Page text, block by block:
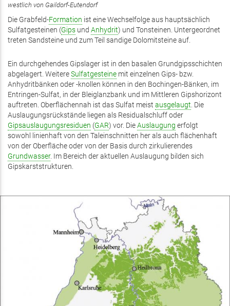
westlich von Gaildorf-Eutendorf
Die Grabfeld-Formation ist eine Wechselfolge aus hauptsächlich
Sulfat­gesteinen (Gips und Anhydrit) und Ton­steinen. Untergeordnet
treten Sand­steine und zum Teil sandige Dolomit­steine auf.
Ein durchgehendes Gipslager ist in den basalen Grundgipsschichten
ab­ge­lagert. WeitereSulfatgesteine mit einzelnen Gips- bzw.
Anhydrit­bänken oder -knollen können in den Bochingen-Bänken, im
Entringen-Sulfat, in der Bleiglanzbank und im Mittleren Gipshorizont
auftreten. Oberflächen­nah ist das Sulfat meist ausgelaugt. Die
Auslaugungsrückstände liegen als Residualschluff oder
Gipsauslaugungsresiduen (GAR) vor. DieAuslaugung erfolgt
sowohl linienhaft von den Taleinschnitten her als auch flächenhaft
von der Ober­­fläche oder von der Basis durch zirkulierendes
Grundwasser. Im Bereich der aktuellen Aus­laugung bilden sich
Gipskarststruk­turen.